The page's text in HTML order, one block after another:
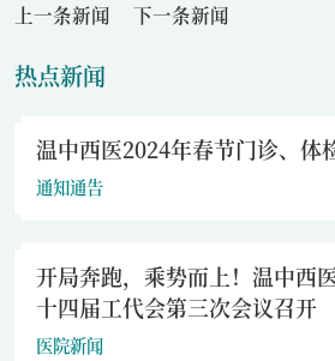
上一条新闻 下一条新闻
热点新闻
温中西医2024年春节门诊、体
通知通告
开局奔跑，乘势而上！温中西
十四届工代会第三次会议召开
医院新闻